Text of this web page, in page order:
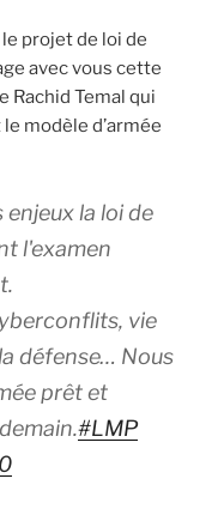
projet de loi de
avec vous cette
Rachid Temal qui
modèle d’armée
enjeux la loi de
l'examen
vie
défense… Nous
prêt et
#LMP